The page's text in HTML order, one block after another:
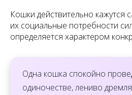
Кошки действительно кажутся
их социальные потребности
определяется характером
Одна кошка спокойно
одиночестве, лениво